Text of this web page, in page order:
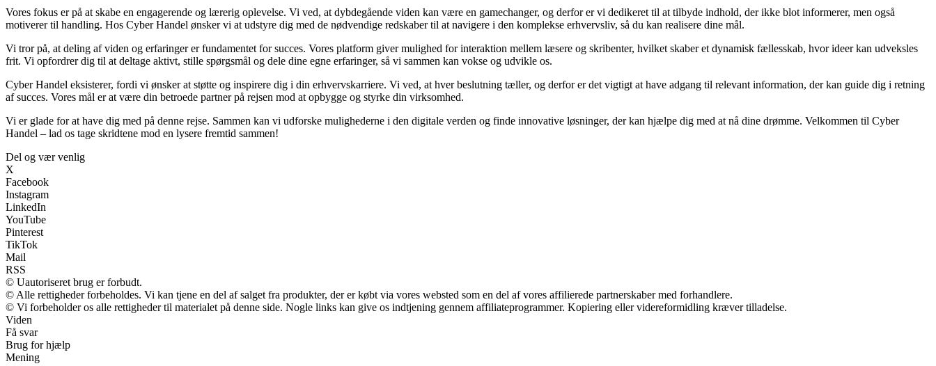
Vores fokus er på at skabe en engagerende og lærerig oplevelse. Vi ved, at dybdegående viden kan være en gamechanger, og derfor er vi dedikeret til at tilbyde indhold, der ikke blot informerer, men også
motiverer til handling. Hos Cyber Handel ønsker vi at udstyre dig med de nødvendige redskaber til at navigere i den komplekse erhvervsliv, så du kan realisere dine mål.
Vi tror på, at deling af viden og erfaringer er fundamentet for succes. Vores platform giver mulighed for interaktion mellem læsere og skribenter, hvilket skaber et dynamisk fællesskab, hvor ideer kan udveksles
frit. Vi opfordrer dig til at deltage aktivt, stille spørgsmål og dele dine egne erfaringer, så vi sammen kan vokse og udvikle os.
Cyber Handel eksisterer, fordi vi ønsker at støtte og inspirere dig i din erhvervskarriere. Vi ved, at hver beslutning tæller, og derfor er det vigtigt at have adgang til relevant information, der kan guide dig i retning
af succes. Vores mål er at være din betroede partner på rejsen mod at opbygge og styrke din virksomhed.
Vi er glade for at have dig med på denne rejse. Sammen kan vi udforske mulighederne i den digitale verden og finde innovative løsninger, der kan hjælpe dig med at nå dine drømme. Velkommen til Cyber
Handel – lad os tage skridtene mod en lysere fremtid sammen!
Del og vær venlig
X
Facebook
Instagram
LinkedIn
YouTube
Pinterest
TikTok
Mail
RSS
© Uautoriseret brug er forbudt.
© Alle rettigheder forbeholdes. Vi kan tjene en del af salget fra produkter, der er købt via vores websted som en del af vores affilierede partnerskaber med forhandlere.
© Vi forbeholder os alle rettigheder til materialet på denne side. Nogle links kan give os indtjening gennem affiliateprogrammer. Kopiering eller videreformidling kræver tilladelse.
Viden
Få svar
Brug for hjælp
Mening